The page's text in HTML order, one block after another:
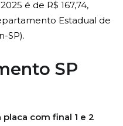
é de R$ 167,74,
Estadual de
SP).
SP
placa com final 1 e 2